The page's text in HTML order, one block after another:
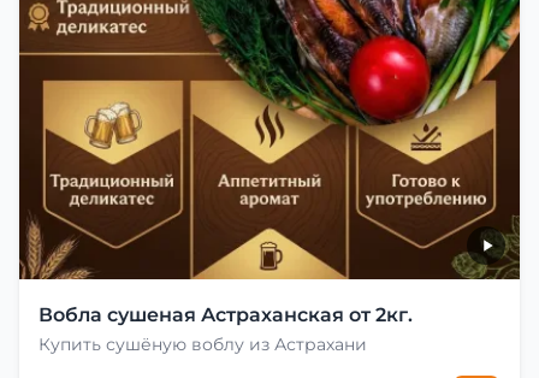
Вобла сушеная Астраханская от 2кг.
Купить сушёную воблу из Астрахани